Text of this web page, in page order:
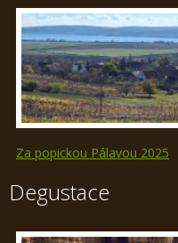
Za popickou Pálavou 2025
Degustace